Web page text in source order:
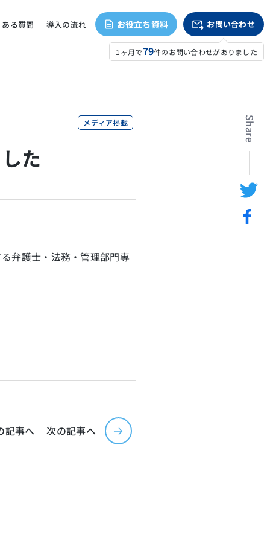
る質問 導入の流れ お役立ち資料 お問い合わせ
1ヶ月で79件のお問い合わせがありました
Share
た
メディア掲載
弁護士・法務・管理部門専
記事へ 次の記事へ